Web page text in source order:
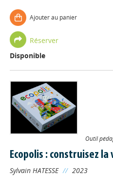
Ajouter au panier
Réserver
Disponible
Outil
Ecopolis : construisez
Sylvain HATESSE // 2023